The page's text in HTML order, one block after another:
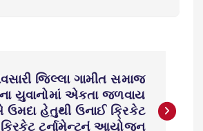
જિલ્લા ગામીત સમાજ
યુવાનોમાં એકતા જળવાય
હેતુથી ઉનાઈ ક્રિકેટ
ક્રિકેટ ટુર્નામેન્ટનું આયોજન